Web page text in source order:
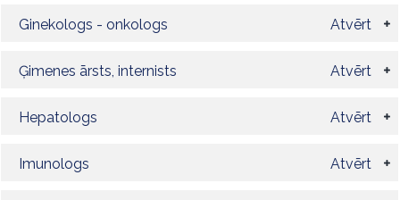
Ginekologs - onkologs Atvērt
Ģimenes ārsts, internists Atvērt
Hepatologs Atvērt
Imunologs Atvērt